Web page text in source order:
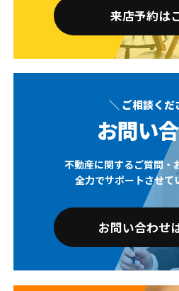
来店予約は
＼ ご相談くだ
お問い
不動産に関するご質問・
全力でサポートさせて
お問い合わせ